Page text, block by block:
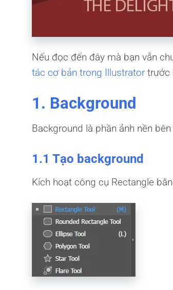
Nếu đọc đến đây mà bạn vẫn
tác cơ bản trong Illustrator trước
1. Background
Background là phần ảnh nền
1.1 Tạo background
Kích hoạt công cụ Rectangle